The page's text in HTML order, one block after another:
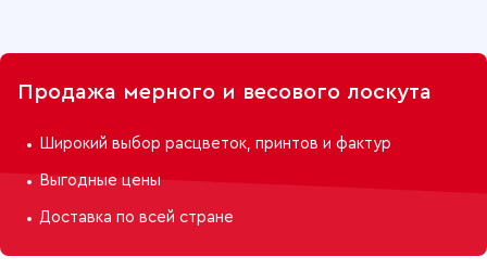
Продажа мерного и весового лоскута
Широкий выбор расцветок, принтов и фактур
Выгодные цены
Доставка по всей стране